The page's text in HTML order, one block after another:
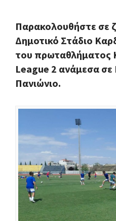
Παρακολουθήστε σε
Δημοτικό Στάδιο
τoυ πρωταθλήματος
League 2 ανάμεσα σε
Πανιώνιο.